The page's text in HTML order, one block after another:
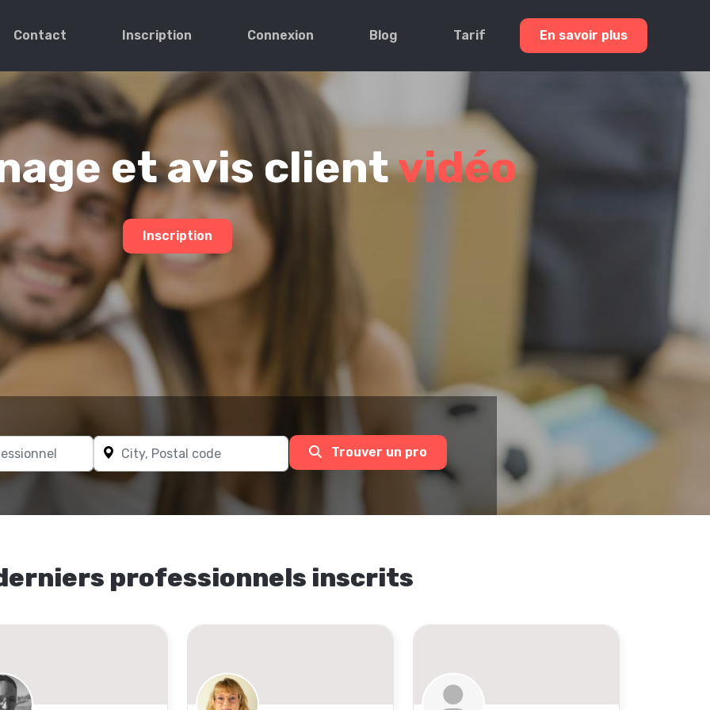
Contact Inscription Connexion Blog Tarif En savoir plus
et avis clientvidéo
Inscription
Trouver un pro
professionnels inscrits